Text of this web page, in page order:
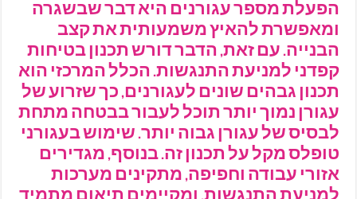
הפעלת מספר עגורנים היא דבר שבשגרה
ומאפשרת להאיץ משמעותית את קצב
הבנייה. עם זאת, הדבר דורש תכנון בטיחות
קפדני למניעת התנגשות. הכלל המרכזי הוא
תכנון גבהים שונים לעגורנים, כך שזרוע של
עגורן נמוך יותר תוכל לעבור בבטחה מתחת
לבסיס של עגורן גבוה יותר. שימוש בעגורני
טופלס מקל על תכנון זה. בנוסף, מגדירים
אזורי עבודה וחפיפה, מתקינים מערכות